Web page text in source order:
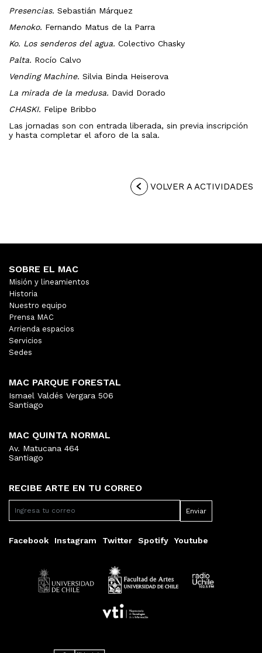
Presencias. Sebastián Márquez
Menoko. Fernando Matus de la Parra
Ko. Los senderos del agua. Colectivo Chasky
Palta. Rocío Calvo
Vending Machine. Silvia Binda Heiserova
La mirada de la medusa. David Dorado
CHASKI. Felipe Bribbo
Las jornadas son con entrada liberada, sin previa inscripción
y hasta completar el aforo de la sala.
VOLVER A ACTIVIDADES
RECIBE ARTE EN TU CORREO
Facebook Instagram Twitter Spotify Youtube
SOBRE EL MAC
Misión y lineamientos
Historia
Nuestro equipo
Prensa MAC
Arrienda espacios
Servicios
Sedes
MAC PARQUE FORESTAL
Ismael Valdés Vergara 506
Santiago
MAC QUINTA NORMAL
Av. Matucana 464
Santiago